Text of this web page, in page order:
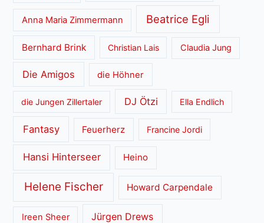
Anna Maria Zimmermann Beatrice Egli
Bernhard Brink Christian Lais Claudia Jung
Die Amigos die Höhner
die Jungen Zillertaler DJ Ötzi Ella Endlich
Fantasy Feuerherz Francine Jordi
Hansi Hinterseer Heino
Helene Fischer Howard Carpendale
Ireen Sheer Jürgen Drews